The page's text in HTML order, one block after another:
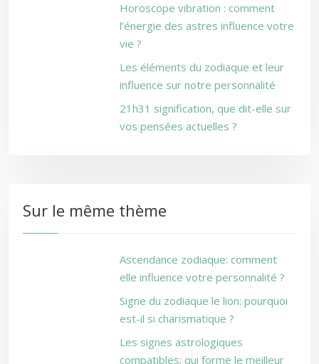
Horoscope vibration : comment
l’énergie des astres influence votre
vie ?
Les éléments du zodiaque et leur
influence sur notre personnalité
21h31 signification, que dit-elle sur
vos pensées actuelles ?
Sur le même thème
Ascendance zodiaque: comment
elle influence votre personnalité ?
Signe du zodiaque le lion: pourquoi
est-il si charismatique ?
Les signes astrologiques
compatibles: qui forme le meilleur